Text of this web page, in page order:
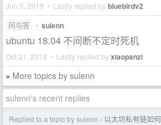
Jun 5, 2019 • Lastly replied bybluebirdv2
问与答 • sulenn
ubuntu 18.04 不间断不定时死机
Oct 21, 2019 • Lastly replied byxiaopanzi
» More topics by sulenn
sulenn's recent replies
Replied to a topic by sulenn › 以太坊私有链如